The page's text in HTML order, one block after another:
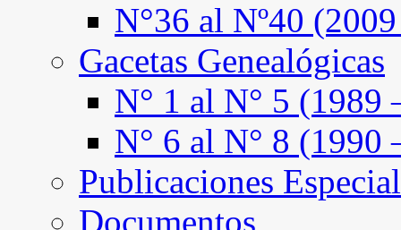
N°36 al Nº40
Gacetas Genealógicas
N° 1 al N° 5 (1989
N° 6 al N° 8 (1990
Publicaciones
Documentos